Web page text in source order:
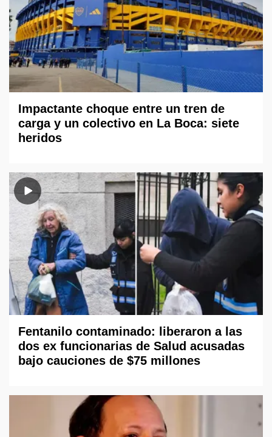
Impactante choque entre un tren de
carga y un colectivo en La Boca: siete
heridos
Fentanilo contaminado: liberaron a las
dos ex funcionarias de Salud acusadas
bajo cauciones de $75 millones